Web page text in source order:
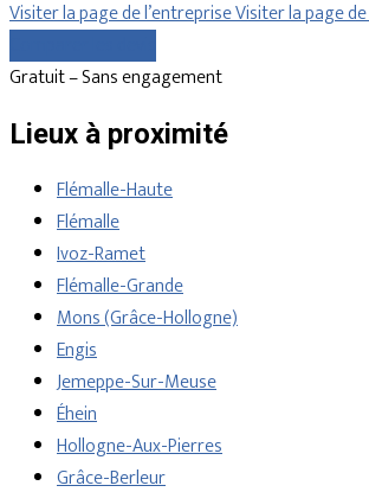
Visiter la page de l’entrepriseVisiter la page
Gratuit – Sans engagement
Lieux à proximité
Flémalle-Haute
Flémalle
Ivoz-Ramet
Flémalle-Grande
Mons (Grâce-Hollogne)
Engis
Jemeppe-Sur-Meuse
Éhein
Hollogne-Aux-Pierres
Grâce-Berleur